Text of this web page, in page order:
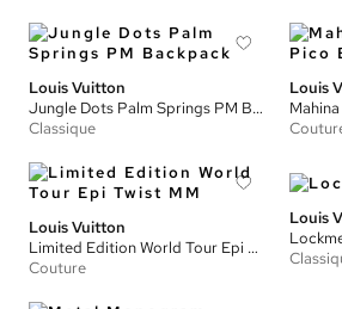
Louis Vuitton
Jungle Dots Palm Springs PM Backpack
Classique
Louis
Louis Vuitton
Limited Edition World Tour Epi Twist MM
Couture
Louis